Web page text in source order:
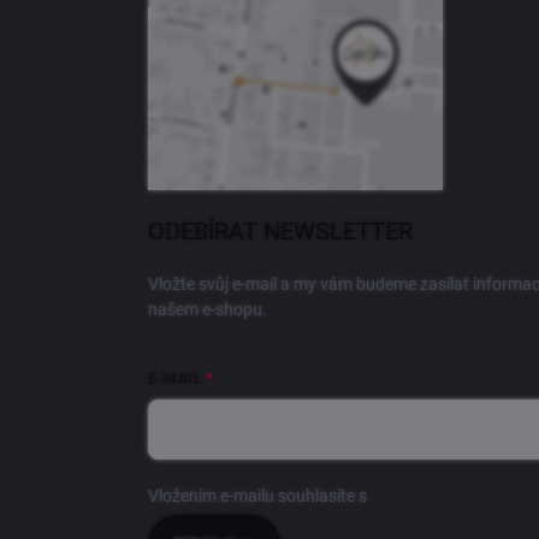
Vložte svůj e-mail a my vám budeme zasílat
našem e-shopu.
Vložením e-mailu souhlasíte s